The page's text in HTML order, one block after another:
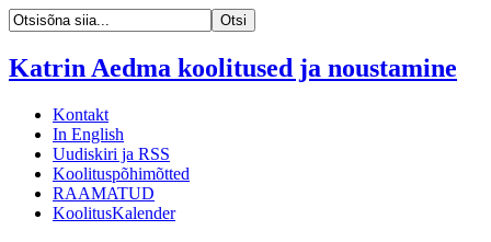
Katrin Aedma koolitused ja noustamine
Kontakt
In English
Uudiskiri ja RSS
Koolituspõhimõtted
RAAMATUD
KoolitusKalender